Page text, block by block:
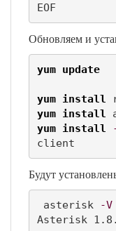
EOF
Обновляем и
yum update
yum install
yum install
yum install
client
Будут
asterisk
-V
Asterisk